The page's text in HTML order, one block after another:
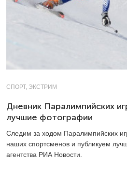
СПОРТ, ЭКСТРИМ
Дневник Паралимпийских
лучшие фотографии
Следим за ходом Паралимпийских
наших спортсменов и публикуем
агентства РИА Новости.